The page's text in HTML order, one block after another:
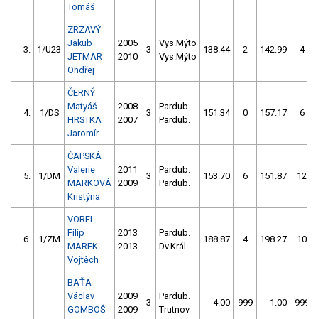
Tomáš
3. 1/U23
ZRZAVÝ
Jakub
JETMAR
Ondřej
2005
2010
3
Vys.Mýto
Vys.Mýto
138.44 2 142.99 4
4. 1/DS
ČERNÝ
Matyáš
HRSTKA
Jaromír
2008
2007
3
Pardub.
Pardub.
151.34 0 157.17 6
5. 1/DM
ČAPSKÁ
Valerie
MARKOVÁ
Kristýna
2011
2009
3
Pardub.
Pardub.
153.70 6 151.87 12
6. 1/ZM
VOREL
Filip
MAREK
Vojtěch
2013
2013
Pardub.
Dv.Král.
188.87 4 198.27 10
BAŤA
Václav
GOMBOŠ
2009
2009
3
Pardub.
Trutnov
4.00 999 1.00 999